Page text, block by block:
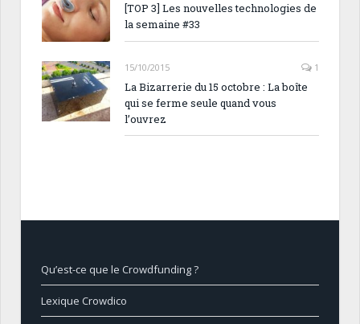
[TOP 3] Les nouvelles technologies de
la semaine #33
15/10/2015 1
La Bizarrerie du 15 octobre : La boîte
qui se ferme seule quand vous
l’ouvrez
Qu’est-ce que le Crowdfunding ?
Lexique Crowdico